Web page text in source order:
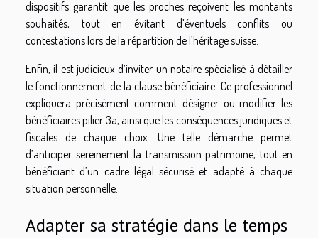
dispositifs garantit que les proches reçoivent les montants
souhaités, tout en évitant d’éventuels conflits ou
contestations lors de la répartition de l’héritage suisse.
Enfin, il est judicieux d’inviter un notaire spécialisé à détailler
le fonctionnement de la clause bénéficiaire. Ce professionnel
expliquera précisément comment désigner ou modifier les
bénéficiaires pilier 3a, ainsi que les conséquences juridiques et
fiscales de chaque choix. Une telle démarche permet
d’anticiper sereinement la transmission patrimoine, tout en
bénéficiant d’un cadre légal sécurisé et adapté à chaque
situation personnelle.
Adapter sa stratégie dans le temps